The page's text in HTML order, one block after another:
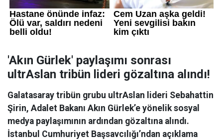
'Akın Gürlek' paylaşımı sonrası
ultrAslan tribün lideri gözaltına alındı!
Galatasaray tribün grubu ultrAslan lideri Sebahattin
Şirin, Adalet Bakanı Akın Gürlek’e yönelik sosyal
medya paylaşımının ardından gözaltına alındı.
İstanbul Cumhuriyet Başsavcılığı’ndan açıklama